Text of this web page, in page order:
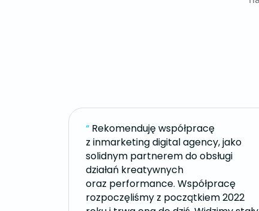
“ Rekomenduję współpracę
z inmarketing digital agency, jako
solidnym partnerem do obsługi
działań kreatywnych
oraz performance. Współpracę
rozpoczęliśmy z początkiem 2022